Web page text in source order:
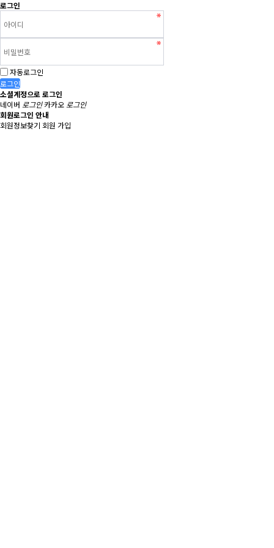
로그인
자동로그인
로그인
소셜계정으로 로그인
네이버 로그인카카오로그인
회원로그인 안내
회원정보찾기 회원 가입